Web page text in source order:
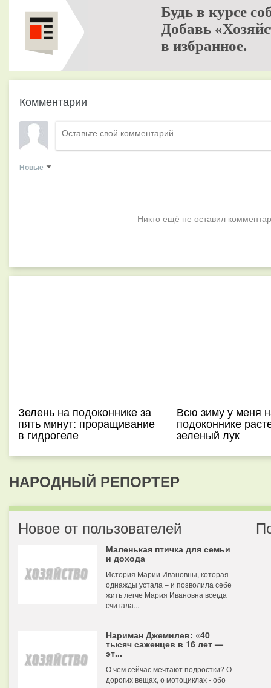
Будь в курсе
Добавь
в избранное.
Комментарии
Новые
Никто ещё не оставил
Зелень на подоконнике за
пять минут: проращивание
в гидрогеле
Всю зиму у меня
подоконнике
зеленый лук
НАРОДНЫЙ РЕПОРТЕР
Новое от пользователей
Маленькая птичка для семьи
и дохода
История Марии Ивановны, которая
однажды устала – и позволила себе
жить легче Мария Ивановна всегда
считала...
Нариман Джемилев: «40
тысяч саженцев в 16 лет —
эт...
О чем сейчас мечтают подростки? О
дорогих вещах, о мотоциклах - обо